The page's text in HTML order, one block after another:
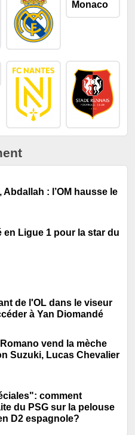
: l’OM hausse le
en Ligue 1 pour la star du
de l'OL dans le viseur
à Yan Diomandé
vend la mèche
Suzuki, Lucas Chevalier
comment
du PSG sur la pelouse
D2 espagnole?